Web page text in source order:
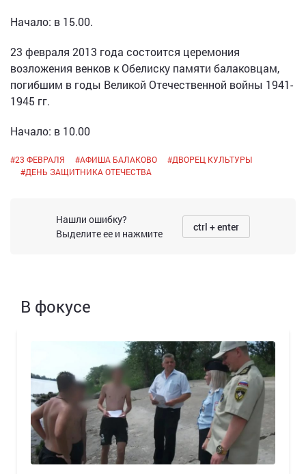
Начало: в 15.00.
23 февраля 2013 года состоится церемония
возложения венков к Обелиску памяти балаковцам,
погибшим в годы Великой Отечественной войны 1941-
1945 гг.
Начало: в 10.00
#23 ФЕВРАЛЯ #АФИША БАЛАКОВО #ДВОРЕЦ КУЛЬТУРЫ
#ДЕНЬ ЗАЩИТНИКА ОТЕЧЕСТВА
Нашли ошибку?
Выделите ее и нажмите
ctrl + enter
В фокусе